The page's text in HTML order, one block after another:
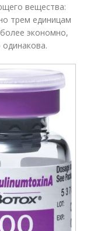
вещества:
трем единицам
экономно,